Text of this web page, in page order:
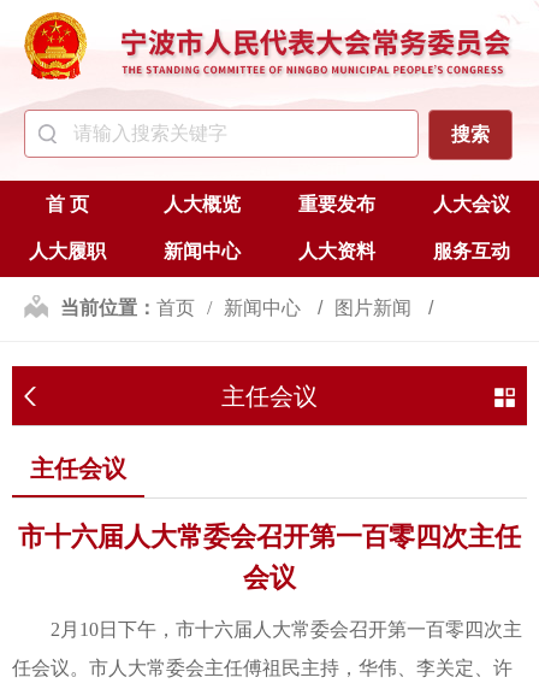
首 页 人大概览 重要发布 人大会议
人大履职 新闻中心 人大资料 服务互动
当前位置： 首页 新闻中心 图片新闻
主任会议
主任会议
主任会议
市十六届人大常委会召开第一百零四次主任
会议
2月10日下午，市十六届人大常委会召开第一百零四次主
任会议。市人大常委会主任傅祖民主持，华伟、李关定、许